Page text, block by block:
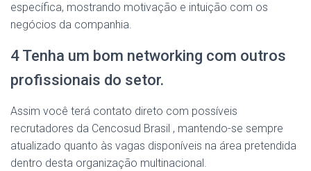
específica, mostrando motivação e intuição com os
negócios da companhia.
4 Tenha um bom networking com outros
profissionais do setor.
Assim você terá contato direto com possíveis
recrutadores da Cencosud Brasil , mantendo-se sempre
atualizado quanto às vagas disponíveis na área pretendida
dentro desta organização multinacional.